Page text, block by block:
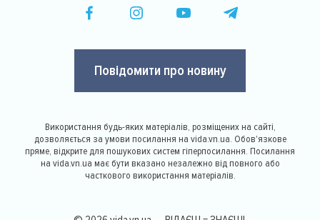
Повідомити про новину
Використання будь-яких матеріалів, розміщених на сайті,
дозволяється за умови посилання на vida.vn.ua. Обов'язкове
пряме, відкрите для пошукових систем гіперпосилання. Посилання
на vida.vn.ua має бути вказано незалежно від повного або
часткового використання матеріалів.